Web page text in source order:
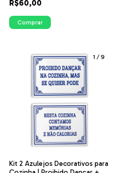
R$60,00
Comprar
1 /9
Kit 2 Azulejos Decorativos para